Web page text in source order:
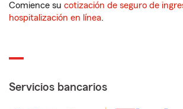
Comience su cotización de seguro de
hospitalización en línea.
Servicios bancarios